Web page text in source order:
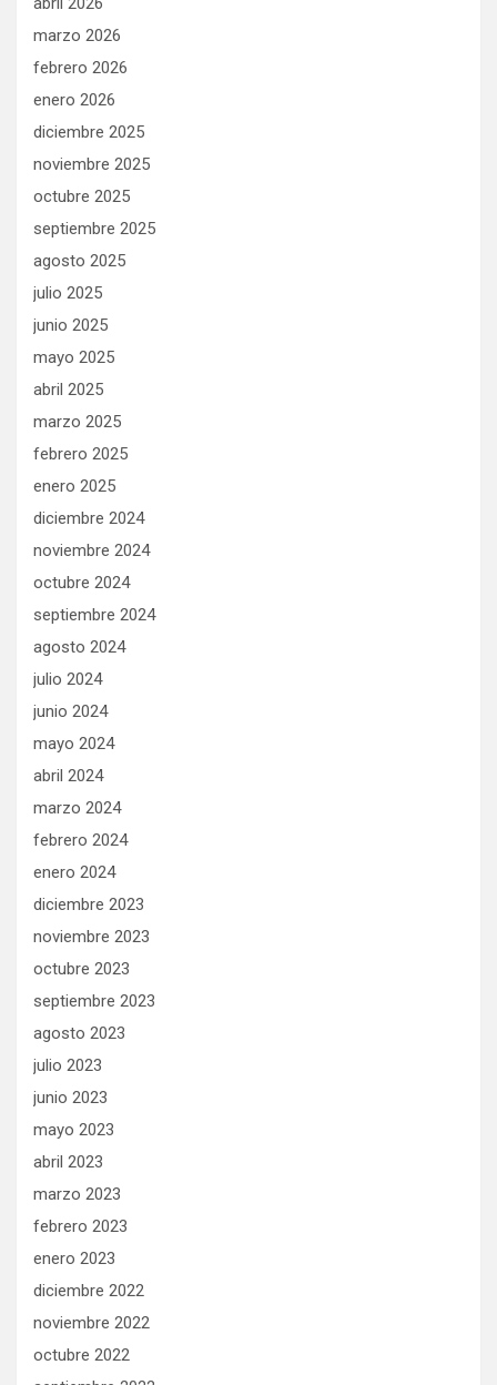
marzo 2026
febrero 2026
enero 2026
diciembre 2025
noviembre 2025
octubre 2025
septiembre 2025
agosto 2025
julio 2025
junio 2025
mayo 2025
abril 2025
marzo 2025
febrero 2025
enero 2025
diciembre 2024
noviembre 2024
octubre 2024
septiembre 2024
agosto 2024
julio 2024
junio 2024
mayo 2024
abril 2024
marzo 2024
febrero 2024
enero 2024
diciembre 2023
noviembre 2023
octubre 2023
septiembre 2023
agosto 2023
julio 2023
junio 2023
mayo 2023
abril 2023
marzo 2023
febrero 2023
enero 2023
diciembre 2022
noviembre 2022
octubre 2022